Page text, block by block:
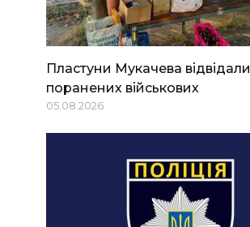
Пластуни Мукачева відвідали
поранених військових
05.08.2026